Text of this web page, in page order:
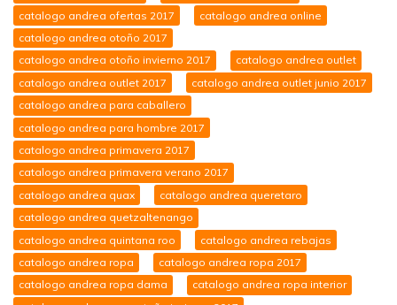
catalogo andrea ofertas 2017
catalogo andrea online
catalogo andrea otoño 2017
catalogo andrea otoño invierno 2017
catalogo andrea outlet
catalogo andrea outlet 2017
catalogo andrea outlet junio 2017
catalogo andrea para caballero
catalogo andrea para hombre 2017
catalogo andrea primavera 2017
catalogo andrea primavera verano 2017
catalogo andrea quax
catalogo andrea queretaro
catalogo andrea quetzaltenango
catalogo andrea quintana roo
catalogo andrea rebajas
catalogo andrea ropa
catalogo andrea ropa 2017
catalogo andrea ropa dama
catalogo andrea ropa interior